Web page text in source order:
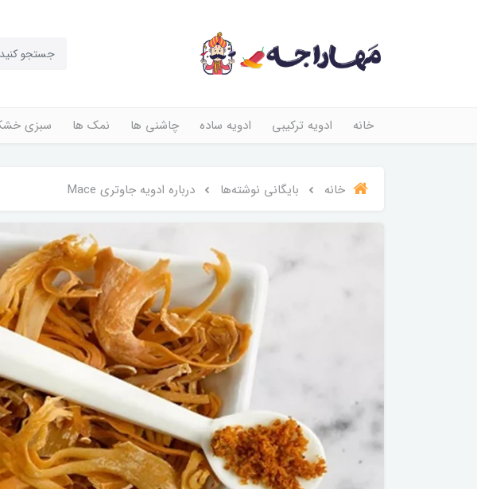
خانه ادویه ترکیبی ادویه ساده چاشنی ها نمک ها سبزی
خانه بایگانی نوشته‌ها درباره ادویه جاوتری Mace